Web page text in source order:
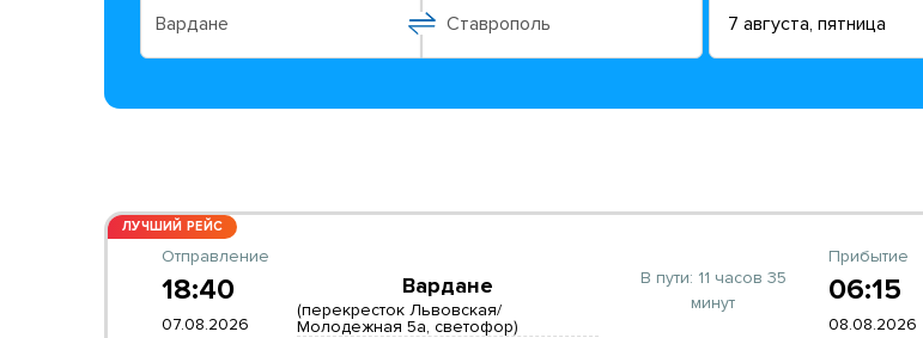
ЛУЧШИЙ РЕЙС
Отправление
18:40
07.08.2026
Вардане
(перекресток Львовская/
Молодежная 5а, светофор)
В пути: 11 часов 35
минут
Прибытие
06:15
08.08.2026